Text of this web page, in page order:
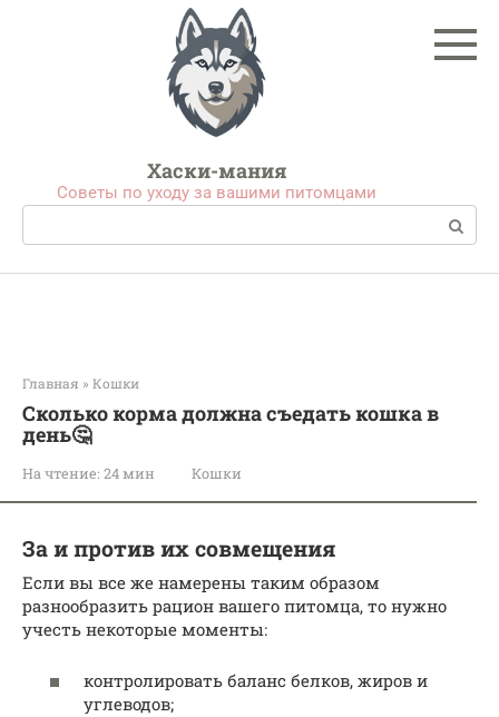
Хаски-мания
Советы по уходу за вашими питомцами
Поиск:
Главная » Кошки
Сколько корма должна съедать кошка в
день🤔
На чтение: 24 мин Кошки
За и против их совмещения
Если вы все же намерены таким образом
разнообразить рацион вашего питомца, то нужно
учесть некоторые моменты:
контролировать баланс белков, жиров и
углеводов;